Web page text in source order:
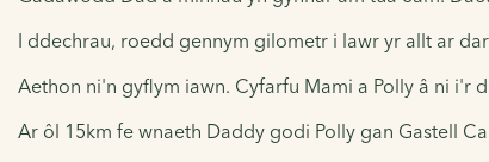
I ddechrau, roedd gennym gilometr i lawr yr allt ar
Aethon ni'n gyflym iawn. Cyfarfu Mami a Polly â ni i'r
Ar ôl 15km fe wnaeth Daddy godi Polly gan Gastell